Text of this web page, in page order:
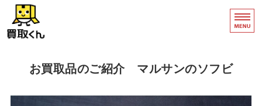
買取くん｜骨董品・絵
お買取品のご紹介 マルサンのソフビ